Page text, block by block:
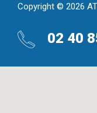
Copyright © 2026
02 40